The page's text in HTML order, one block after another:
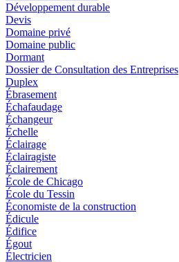
Développement durable
Devis
Domaine privé
Domaine public
Dormant
Dossier de Consultation des Entreprises
Duplex
Ébrasement
Échafaudage
Échangeur
Échelle
Éclairage
Éclairagiste
Éclairement
École de Chicago
École du Tessin
Économiste de la construction
Édicule
Édifice
Égout
Électricien